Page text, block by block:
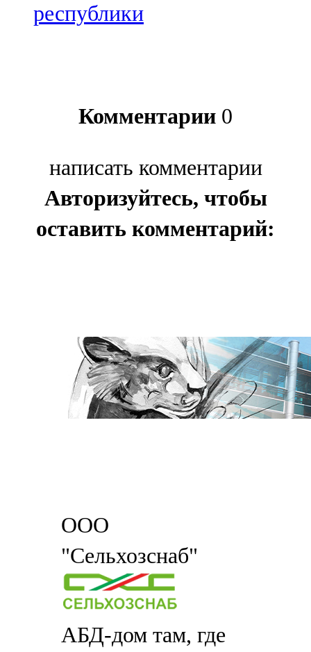
республики
Комментарии 0
написать комментарии
Авторизуйтесь, чтобы
оставить комментарий:
ООО
"Сельхозснаб"
АБД-дом там, где